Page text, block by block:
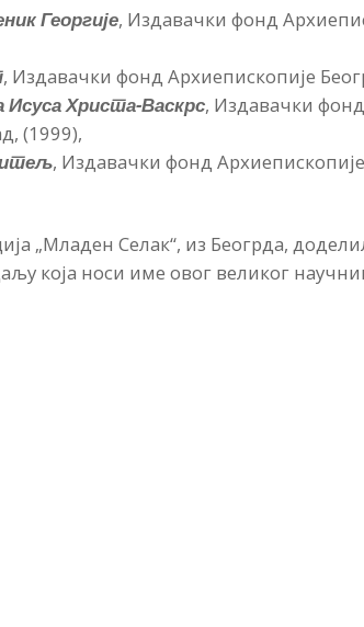
Георгије, Издавачки фонд
, Издавачки фонд Архиепископије
Исуса Христа-Васкрс, Издавачки
(1999),
, Издавачки фонд
„Младен Селак“, из Беогрда,
која носи име овог великог